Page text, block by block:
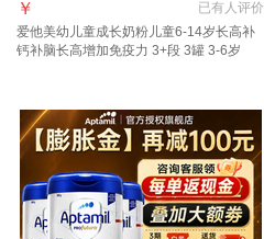
已有人评价
￥
爱他美幼儿童成长奶粉儿童6-14岁长高补
钙补脑长高增加免疫力 3+段 3罐 3-6岁